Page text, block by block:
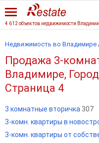
4 612 объектов недвижимости
Недвижимость во Владимире
Продажа 3-
Владимире,
Страница 4
3 комнатные вторичка 307
3-комн. квартиры в
3-комн. квартиры от